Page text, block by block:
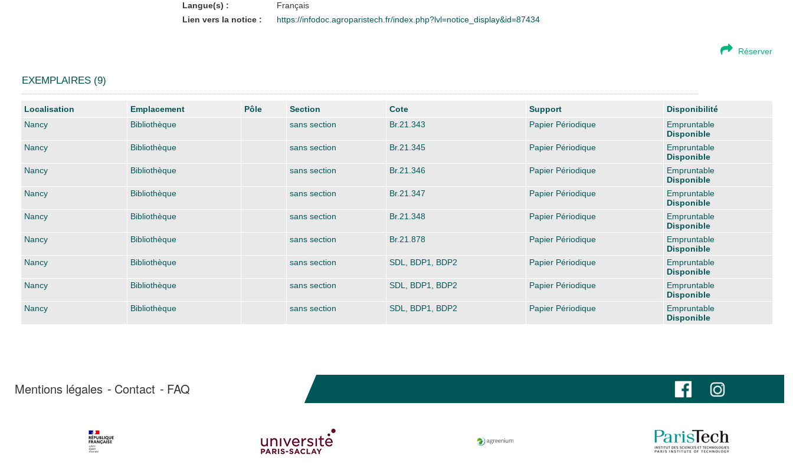
Langue(s) :
Français
Lien vers la notice :
https://infodoc.agroparistech.fr/index.php?lvl=notice_display&id=87434
Réserver
EXEMPLAIRES (9)
Liste des exemplaires
Localisation Emplacement Pôle Section Cote Support
Disponibilité
Nancy
Bibliothèque sans section Br.21.343 Papier Périodique
Empruntable
Disponible
Nancy
Bibliothèque sans section Br.21.345 Papier Périodique
Empruntable
Disponible
Nancy
Bibliothèque sans section Br.21.346 Papier Périodique
Empruntable
Disponible
Nancy
Bibliothèque sans section Br.21.347 Papier Périodique
Empruntable
Disponible
Nancy
Bibliothèque sans section Br.21.348 Papier Périodique
Empruntable
Disponible
Nancy
Bibliothèque sans section Br.21.878 Papier Périodique
Empruntable
Disponible
Nancy
Bibliothèque sans section SDL, BDP1, BDP2 Papier Périodique
Empruntable
Disponible
Nancy
Bibliothèque sans section SDL, BDP1, BDP2 Papier Périodique
Empruntable
Disponible
Nancy
Bibliothèque sans section SDL, BDP1, BDP2 Papier Périodique
Empruntable
Disponible
Mentions légales Contact FAQ